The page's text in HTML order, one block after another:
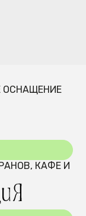
ОСНАЩЕНИЕ
КАФЕ И